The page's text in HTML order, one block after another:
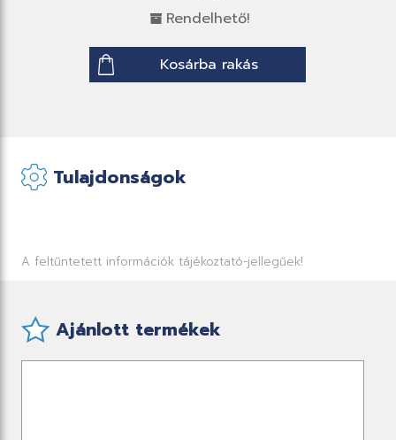
Rendelhető!
Kosárba rakás
Tulajdonságok
A feltűntetett információk tájékoztató-jellegűek!
Ajánlott termékek